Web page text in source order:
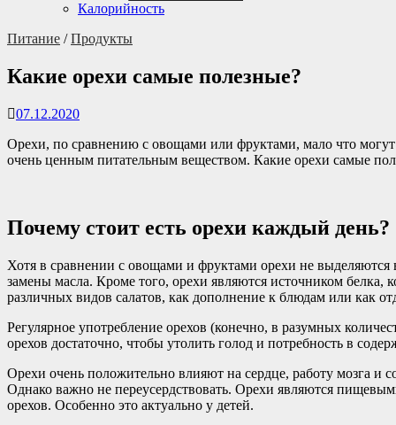
Калорийность
Питание /Продукты
Какие орехи самые полезные?
07.12.2020
Орехи, по сравнению с овощами или фруктами, мало что
очень ценным питательным веществом. Какие орехи самые
Почему стоит есть орехи каждый день?
Хотя в сравнении с овощами и фруктами орехи не
замены масла. Кроме того, орехи являются источником белка,
различных видов салатов, как дополнение к блюдам или как
Регулярное употребление орехов (конечно, в разумных
орехов достаточно, чтобы утолить голод и потребность в
Орехи очень положительно влияют на сердце, работу мозга
Однако важно не переусердствовать. Орехи являются
орехов. Особенно это актуально у детей.